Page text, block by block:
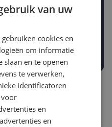
wil je graag je mening
van uw
cookies en
om informatie
slaan en te openen
te verwerken,
identificatoren
voor
en
en